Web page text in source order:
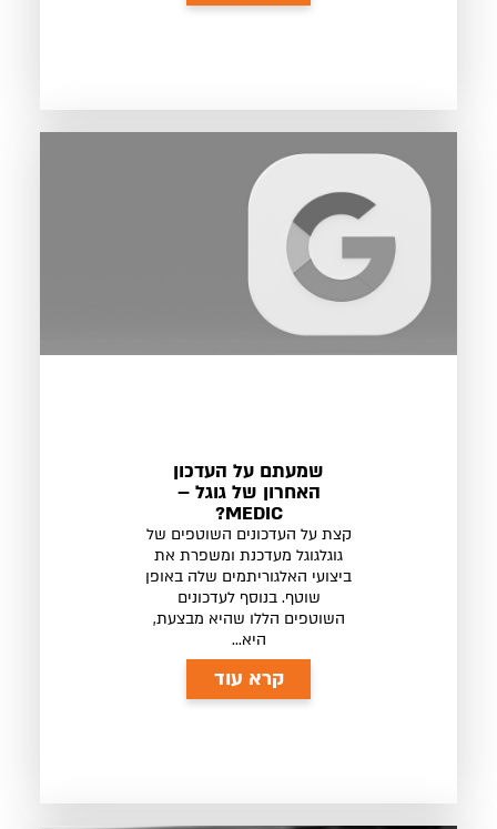
שמעתם על העדכון
האחרון של גוגל –
MEDIC?
קצת על העדכונים השוטפים של
גוגלגוגל מעדכנת ומשפרת את
ביצועי האלגוריתמים שלה באופן
שוטף. בנוסף לעדכונים
השוטפים הללו שהיא מבצעת,
היא...
קרא עוד